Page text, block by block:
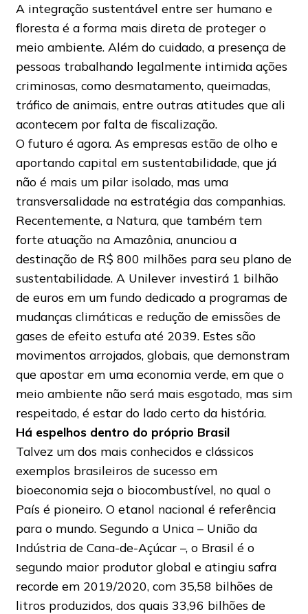
A integração sustentável entre ser humano e
floresta é a forma mais direta de proteger o
meio ambiente. Além do cuidado, a presença de
pessoas trabalhando legalmente intimida ações
criminosas, como desmatamento, queimadas,
tráfico de animais, entre outras atitudes que ali
acontecem por falta de fiscalização.
O futuro é agora. As empresas estão de olho e
aportando capital em sustentabilidade, que já
não é mais um pilar isolado, mas uma
transversalidade na estratégia das companhias.
Recentemente, a Natura, que também tem
forte atuação na Amazônia, anunciou a
destinação de R$ 800 milhões para seu plano de
sustentabilidade. A Unilever investirá 1 bilhão
de euros em um fundo dedicado a programas de
mudanças climáticas e redução de emissões de
gases de efeito estufa até 2039. Estes são
movimentos arrojados, globais, que demonstram
que apostar em uma economia verde, em que o
meio ambiente não será mais esgotado, mas sim
respeitado, é estar do lado certo da história.
Há espelhos dentro do próprio Brasil
Talvez um dos mais conhecidos e clássicos
exemplos brasileiros de sucesso em
bioeconomia seja o biocombustível, no qual o
País é pioneiro. O etanol nacional é referência
para o mundo. Segundo a Unica – União da
Indústria de Cana-de-Açúcar –, o Brasil é o
segundo maior produtor global e atingiu safra
recorde em 2019/2020, com 35,58 bilhões de
litros produzidos, dos quais 33,96 bilhões de